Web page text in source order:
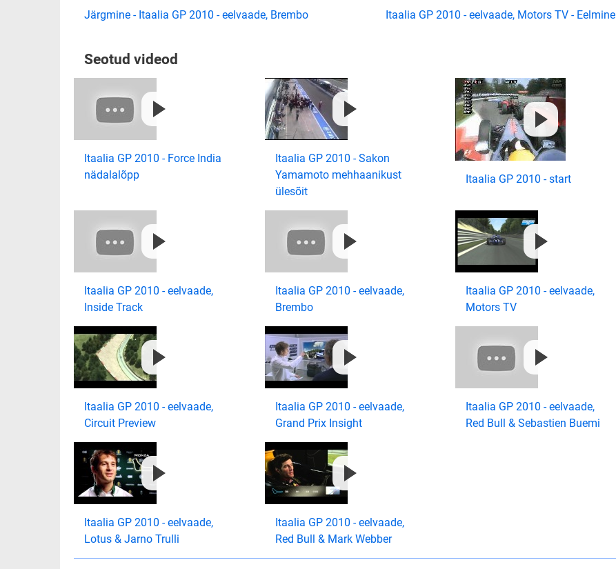
Järgmine - Itaalia GP 2010 - eelvaade, Brembo Itaalia GP 2010 - eelvaade, Motors TV - Eelmine
Seotud videod
Itaalia GP 2010 - Force India
nädalalõpp
Itaalia GP 2010 - Sakon
Yamamoto mehhaanikust
ülesõit
Itaalia GP 2010 - start
Itaalia GP 2010 - eelvaade,
Inside Track
Itaalia GP 2010 - eelvaade,
Brembo
Itaalia GP 2010 - eelvaade,
Motors TV
Itaalia GP 2010 - eelvaade,
Circuit Preview
Itaalia GP 2010 - eelvaade,
Grand Prix Insight
Itaalia GP 2010 - eelvaade,
Red Bull & Sebastien Buemi
Itaalia GP 2010 - eelvaade,
Lotus & Jarno Trulli
Itaalia GP 2010 - eelvaade,
Red Bull & Mark Webber